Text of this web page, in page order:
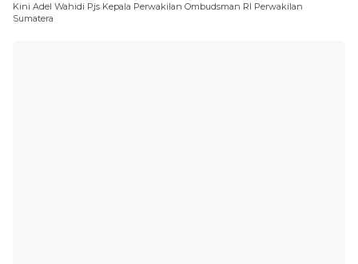
Kini Adel Wahidi Pjs Kepala Perwakilan Ombudsman RI Perwakilan
Sumatera